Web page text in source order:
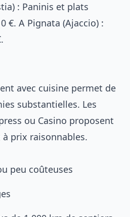
: Paninis et plats
€. A Pignata (Ajaccio) :
avec cuisine permet de
substantielles. Les
ou Casino proposent
prix raisonnables.
peu coûteuses